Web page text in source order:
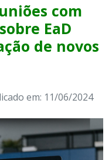
com
EaD
de novos
em: 11/06/2024